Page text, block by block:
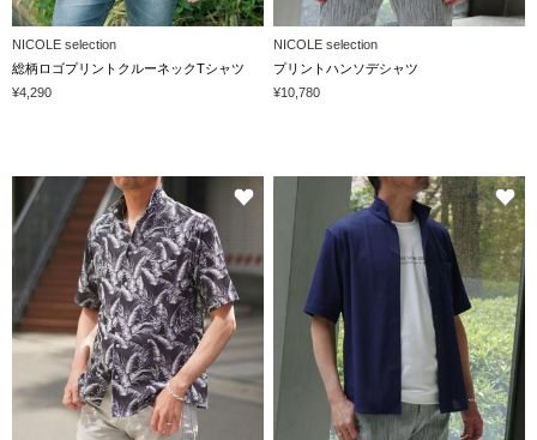
NICOLE selection
総柄ロゴプリントクルーネックTシャツ
¥4,290
NICOLE selection
プリントハンソデシャツ
¥10,780